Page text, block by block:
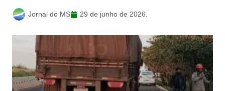
Jornal do MS 29 de junho de 2026.